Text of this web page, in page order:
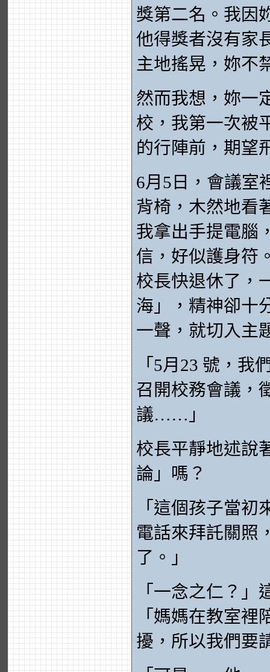
獎第二名。我因
他得獎者沒有家
主地搖晃，妳不
然而我想，妳一
校，我第一次被
的行陣前，期望
6月5日，會議室
背椅，木然地看
我拿出手提電腦
信，好似護身符
校長快退休了，
海」，精神卻十
一聲，就切入主
「5月23 號，
召開校務會議，
議……」
校長平靜地述說
論」嗎？
「這個孩子當
電話來拜託關照
了。」
「一念之仁？
「媽媽在教室
擾，所以我們要